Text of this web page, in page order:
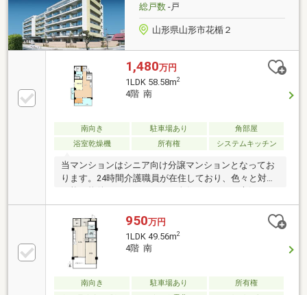
総戸数-戸
山形県山形市花楯２
1,480万円
1LDK 58.58m2
4階 南
南向き 駐車場あり
角部屋
浴室乾燥機
所有権 システムキッチン
当マンションはシニア向け分譲マンションとなってお
ります。24時間介護職員が在住しており、色々と対応
将来を見据えた終の棲家にいかがですか。随時内覧予
約受付中ですので、お気軽にお問い合わせください。
950万円
1LDK 49.56m2
4階 南
南向き 駐車場あり
所有権